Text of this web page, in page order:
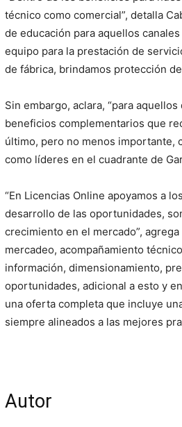
técnico como comercial”, detalla
de educación para aquellos
equipo para la prestación de
de fábrica, brindamos protección
Sin embargo, aclara, “para
beneficios complementarios que
último, pero no menos importante,
como líderes en el cuadrante de
“En Licencias Online apoyamos a
desarrollo de las oportunidades,
crecimiento en el mercado”,
mercadeo, acompañamiento
información, dimensionamiento,
oportunidades, adicional a esto y
una oferta completa que incluye
siempre alineados a las mejores
Autor